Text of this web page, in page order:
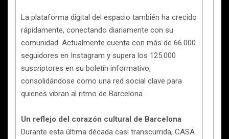
La plataforma digital del espacio también ha crecido
rápidamente, conectando diariamente con su
comunidad. Actualmente cuenta con más de 66.000
seguidores en Instagram y supera los 125.000
suscriptores en su boletín informativo,
consolidándose como una red social clave para
quienes vibran al ritmo de Barcelona.
Un reflejo del corazón cultural de Barcelona
Durante esta última década casi transcurrida, CASA